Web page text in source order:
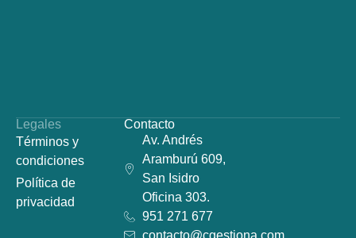
Legales
Términos y
condiciones
Política de
privacidad
Contacto
Av. Andrés
Aramburú 609,
San Isidro
Oficina 303.
951 271 677
contacto@cgestiona.com